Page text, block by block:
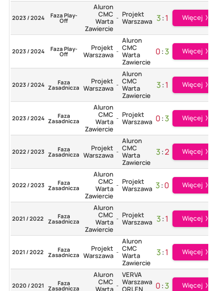
2023 / 2024 Faza Play-
Off
Aluron
CMC
Warta
Zawiercie
- Projekt
Warszawa 3:1 Więcej
2023 / 2024 Faza Play-
Off
Projekt
Warszawa -
Aluron
CMC
Warta
Zawiercie
0:3 Więcej
2023 / 2024 Faza
Zasadnicza
Projekt
Warszawa -
Aluron
CMC
Warta
Zawiercie
3:1 Więcej
2023 / 2024 Faza
Zasadnicza
Aluron
CMC
Warta
Zawiercie
- Projekt
Warszawa 0:3 Więcej
2022 / 2023 Faza
Zasadnicza
Projekt
Warszawa -
Aluron
CMC
Warta
Zawiercie
3:2 Więcej
2022 / 2023 Faza
Zasadnicza
Aluron
CMC
Warta
Zawiercie
- Projekt
Warszawa 3:0 Więcej
2021 / 2022 Faza
Zasadnicza
Aluron
CMC
Warta
Zawiercie
- Projekt
Warszawa 3:1 Więcej
2021 / 2022 Faza
Zasadnicza
Projekt
Warszawa -
Aluron
CMC
Warta
Zawiercie
3:1 Więcej
2020 / 2021 Faza
Zasadnicza
Aluron
CMC
Warta -
VERVA
Warszawa
ORLEN
0:3 Więcej